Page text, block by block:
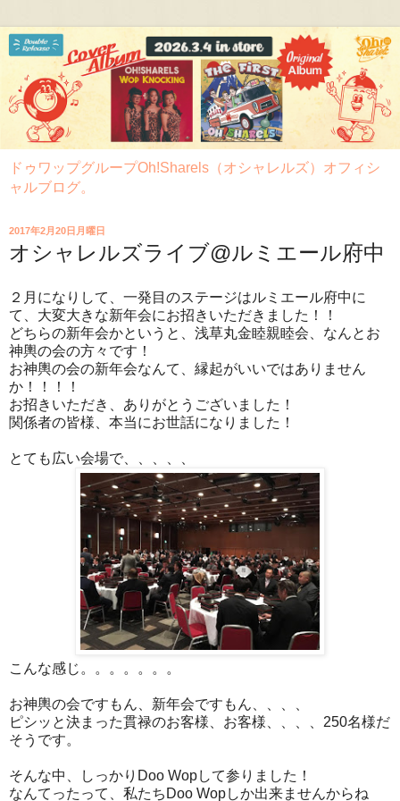
ドゥワップグループOh!Sharels（オシャレルズ）オフィシ
ャルブログ。
2017年2月20日月曜日
オシャレルズライブ@ルミエール府中
２月になりして、一発目のステージはルミエール府中に
て、大変大きな新年会にお招きいただきました！！
どちらの新年会かというと、浅草丸金睦親睦会、なんとお
神輿の会の方々です！
お神輿の会の新年会なんて、縁起がいいではありません
か！！！！
お招きいただき、ありがとうございました！
関係者の皆様、本当にお世話になりました！
とても広い会場で、、、、、
こんな感じ。。。。。。。
お神輿の会ですもん、新年会ですもん、、、、
ピシッと決まった貫禄のお客様、お客様、、、、250名様だ
そうです。
そんな中、しっかりDoo Wopして参りました！
なんてったって、私たちDoo Wopしか出来ませんからね